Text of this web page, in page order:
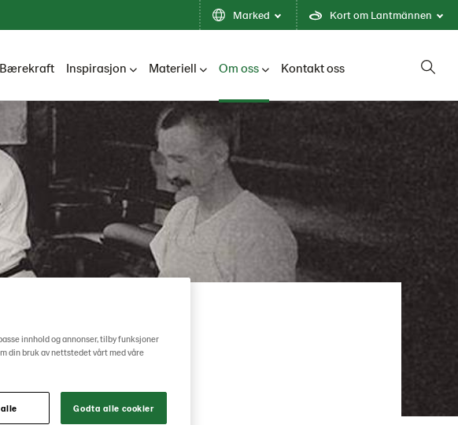
Marked Kort om Lantmännen
Bærekraft Inspirasjon Materiell Om oss Kontakt oss
innhold og annonser, tilby funksjoner
din bruk av nettstedet vårt med våre
Godta alle cookier